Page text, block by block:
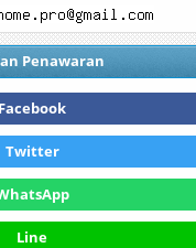
Penawaran
Facebook
Twitter
Line